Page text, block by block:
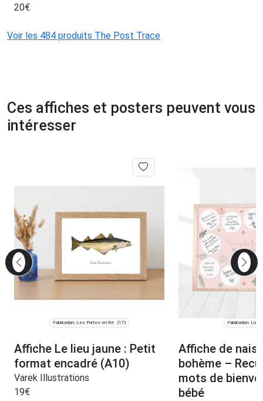
20€
Voir les 484 produits The Post Trace
Ces affiches et posters peuvent vous
intéresser
Fabrication: Les Portes-en-Ré (17)
Affiche Le lieu jaune : Petit
format encadré (A10)
Varek Illustrations
19€
Fabrication:
Affiche de
bohème –
mots de
bébé